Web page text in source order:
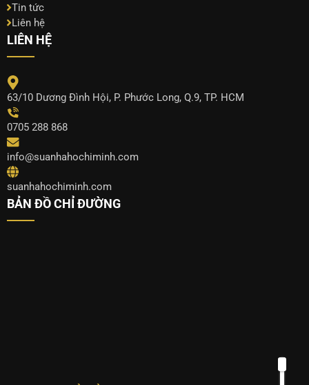
Tin tức
Liên hệ
LIÊN HỆ
63/10 Dương Đình Hội, P. Phước Long, Q.9, TP. HCM
0705 288 868
info@suanhahochiminh.com
suanhahochiminh.com
BẢN ĐỒ CHỈ ĐƯỜNG